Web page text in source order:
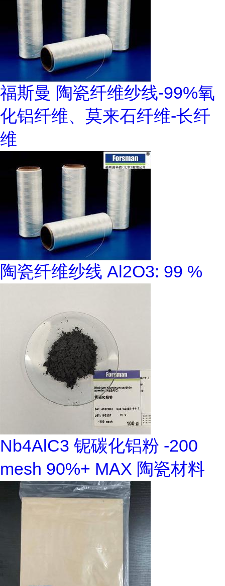
福斯曼 陶瓷纤维纱线-99%氧
化铝纤维、莫来石纤维-长纤
维
陶瓷纤维纱线 Al2O3: 99 %
Nb4AlC3 铌碳化铝粉 -200
mesh 90%+ MAX 陶瓷材料